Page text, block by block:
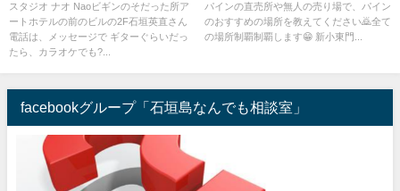
スタジオ ナオ Naoビギンのそだった所ア
ートホテルの前のビルの2F石垣英直さん
電話は、メッセージで ギターぐらいだっ
たら、カラオケでも?...
パインの直売所や無人の売り場で、パイン
のおすすめの場所を教えてください🙇全て
の場所制覇制覇します😁 新小東門...
facebookグループ「石垣島なんでも相談室」